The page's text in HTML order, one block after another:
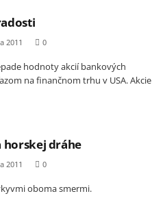
2011 0
hodnoty akcií bankových
na finančnom trhu v USA. Akcie
horskej dráhe
2011 0
oboma smermi.